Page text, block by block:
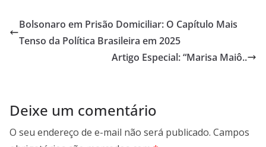
Bolsonaro em Prisão Domiciliar: O Capítulo Mais
Tenso da Política Brasileira em 2025
Artigo Especial: “Marisa Maiô..
Deixe um comentário
O seu endereço de e-mail não será publicado. Campos